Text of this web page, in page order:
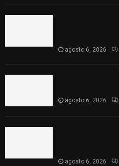
agosto 6, 2026
agosto 6, 2026
agosto 6, 2026